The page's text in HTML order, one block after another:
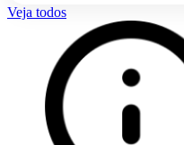
Veja todos